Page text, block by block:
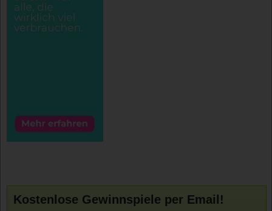
Kostenlose Gewinnspiele per Email!